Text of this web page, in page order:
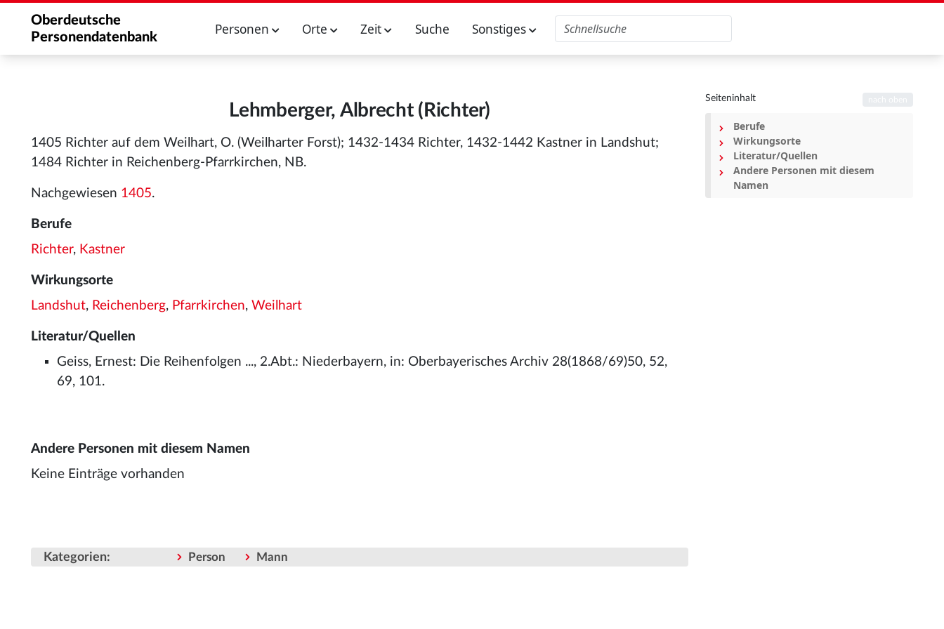
Oberdeutsche
Personendatenbank
Personen Orte Zeit Suche Sonstiges
Lehmberger, Albrecht (Richter)
1405 Richter auf dem Weilhart, O. (Weilharter Forst); 1432-1434 Richter, 1432-1442 Kastner in Landshut;
1484 Richter in Reichenberg-Pfarrkirchen, NB.
Nachgewiesen 1405.
Berufe
Richter, Kastner
Wirkungsorte
Landshut, Reichenberg, Pfarrkirchen, Weilhart
Literatur/Quellen
Geiss, Ernest: Die Reihenfolgen ..., 2.Abt.: Niederbayern, in: Oberbayerisches Archiv 28(1868/69)50, 52,
69, 101.
Andere Personen mit diesem Namen
Keine Einträge vorhanden
Kategorien: Person Mann
Seiteninhalt
Berufe
Wirkungsorte
Literatur/Quellen
Andere Personen mit diesem
Namen